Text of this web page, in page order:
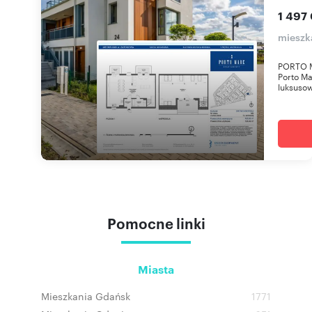
1 497
PORTO
Porto
Pomocne linki
Miasta
Mieszkania Gdańsk
1771